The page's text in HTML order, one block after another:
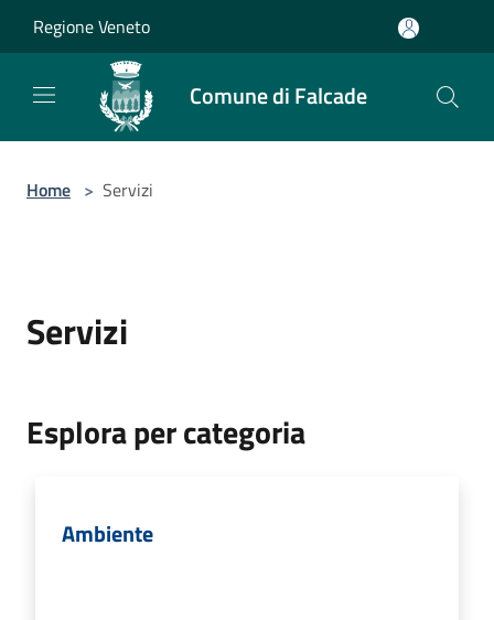
Regione Veneto
Comune di Falcade
Home > Servizi
Servizi
Esplora per categoria
Ambiente